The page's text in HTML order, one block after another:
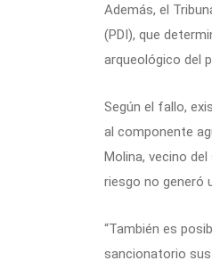
Además, el
(PDI), que
arqueológico del
Según el fallo,
al componente
Molina, vecino
riesgo no generó
“También es
sancionatorio